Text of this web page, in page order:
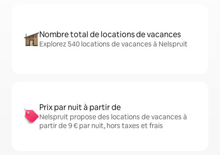
Nombre total de locations de vacances
Explorez 540 locations de vacances à Nelspruit
Prix par nuit à partir de
Nelspruit propose des locations de vacances à
partir de 9 € par nuit, hors taxes et frais